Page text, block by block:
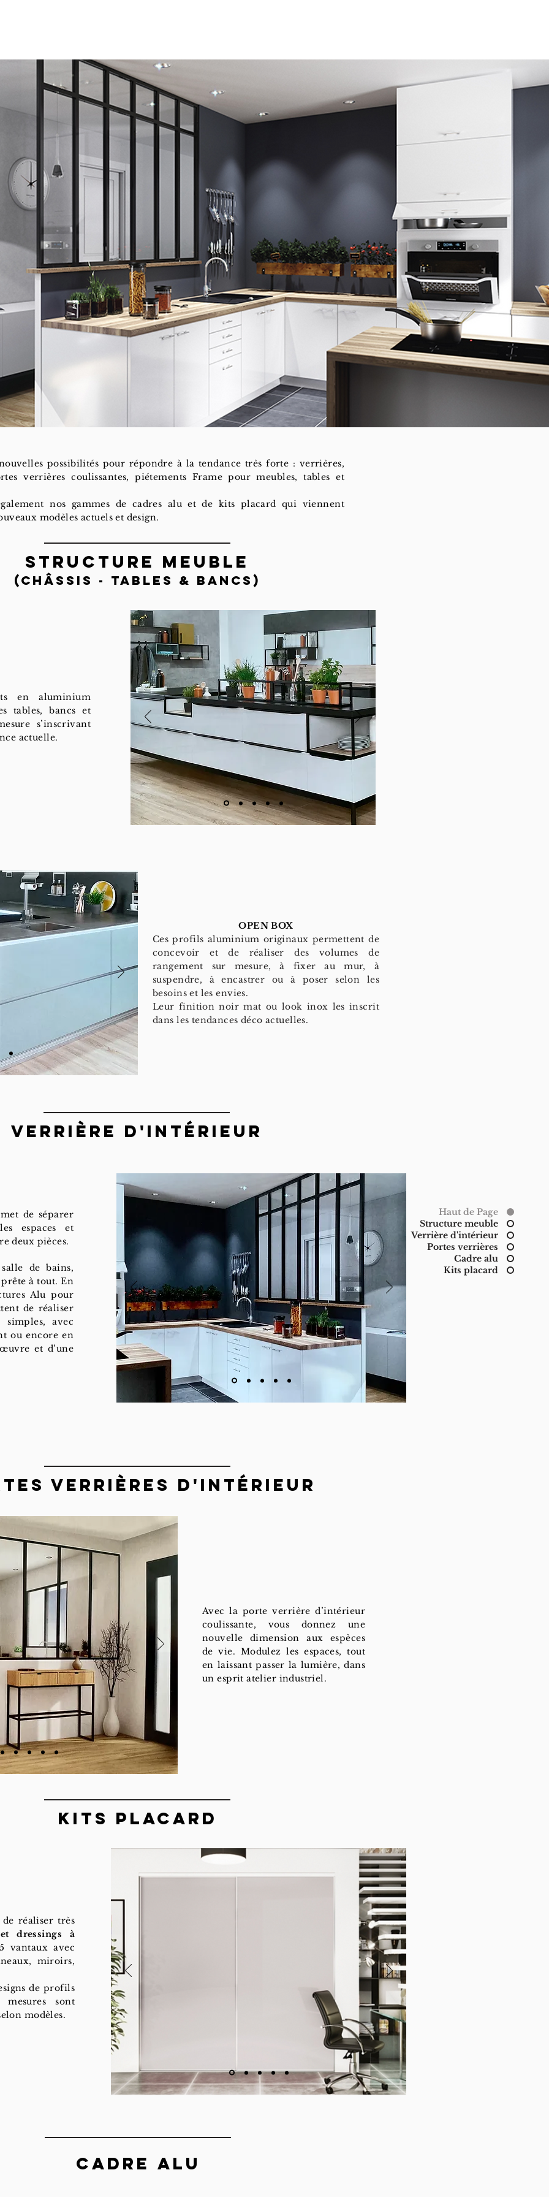
Haut de Page
Structure meuble
Verrière d'intérieur
Portes verrières
Cadre alu
Kits placard
possibilités pour répondre à la tendance très forte : verrières,
verrières coulissantes, piétements Frame pour meubles, tables et
nos gammes de cadres alu et de kits placard qui viennent
modèles actuels et design.
Structure meuble
(Châssis - Tables & Bancs)
en aluminium
tables, bancs et
s’inscrivant
actuelle.
OPEN BOX
Ces profils aluminium originaux permettent de
concevoir et de réaliser des volumes de
rangement sur mesure, à fixer au mur, à
suspendre, à encastrer ou à poser selon les
besoins et les envies.
Leur finition noir mat ou look inox les inscrit
dans les tendances déco actuelles.
Verrière d'intérieur
de séparer
espaces et
deux pièces.
de bains,
à tout. En
Alu pour
de réaliser
simples, avec
ou encore en
et d’une
Verrières d'intérieur
Avec la porte verrière d’intérieur
coulissante, vous donnez une
nouvelle dimension aux espèces
de vie. Modulez les espaces, tout
en laissant passer la lumière, dans
un esprit atelier industriel.
Kits placard
réaliser très
dressings à
vantaux avec
miroirs,
de profils
sont
modèles.
CADRE ALU